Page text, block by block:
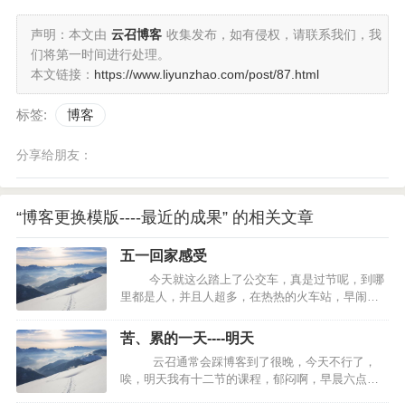
声明：本文由 云召博客 收集发布，如有侵权，请联系我们，我
们将第一时间进行处理。
本文链接： https://www.liyunzhao.com/post/87.html
标签: 博客
分享给朋友：
“博客更换模版----最近的成果” 的相关文章
五一回家感受
今天就这么踏上了公交车，真是过节呢，到哪
里都是人，并且人超多，在热热的火车站，早闹的
拉着包，还不小心的从一个女的脚上跑了过去，无
语，只能道歉，哎，我杂就这么倒霉今天。 &…
苦、累的一天----明天
云召通常会踩博客到了很晚，今天不行了，
唉，明天我有十二节的课程，郁闷啊，早晨六点就